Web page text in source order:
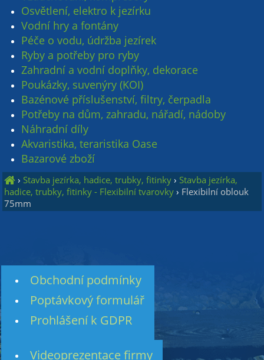
Osvětlení, elektro k jezírku
Vodní hry a fontány
Péče o vodu, údržba jezírek
Ryby a potřeby pro ryby
Zahradní a vodní doplňky, dekorace
Poukázky, suvenýry (KOI)
Bazénové příslušenství, filtry, čerpadla
Potřeby na dům, zahradu, nářadí, nádoby
Náhradní díly
Akvaristika, teraristika Oase
Bazarové zboží
› Stavba jezírka, hadice, trubky, fitinky › Stavba jezírka,
hadice, trubky, fitinky - Flexibilní tvarovky › Flexibilní oblouk
75mm
Obchodní podmínky
Poptávkový formulář
Prohlášení k GDPR
Videoprezentace firmy